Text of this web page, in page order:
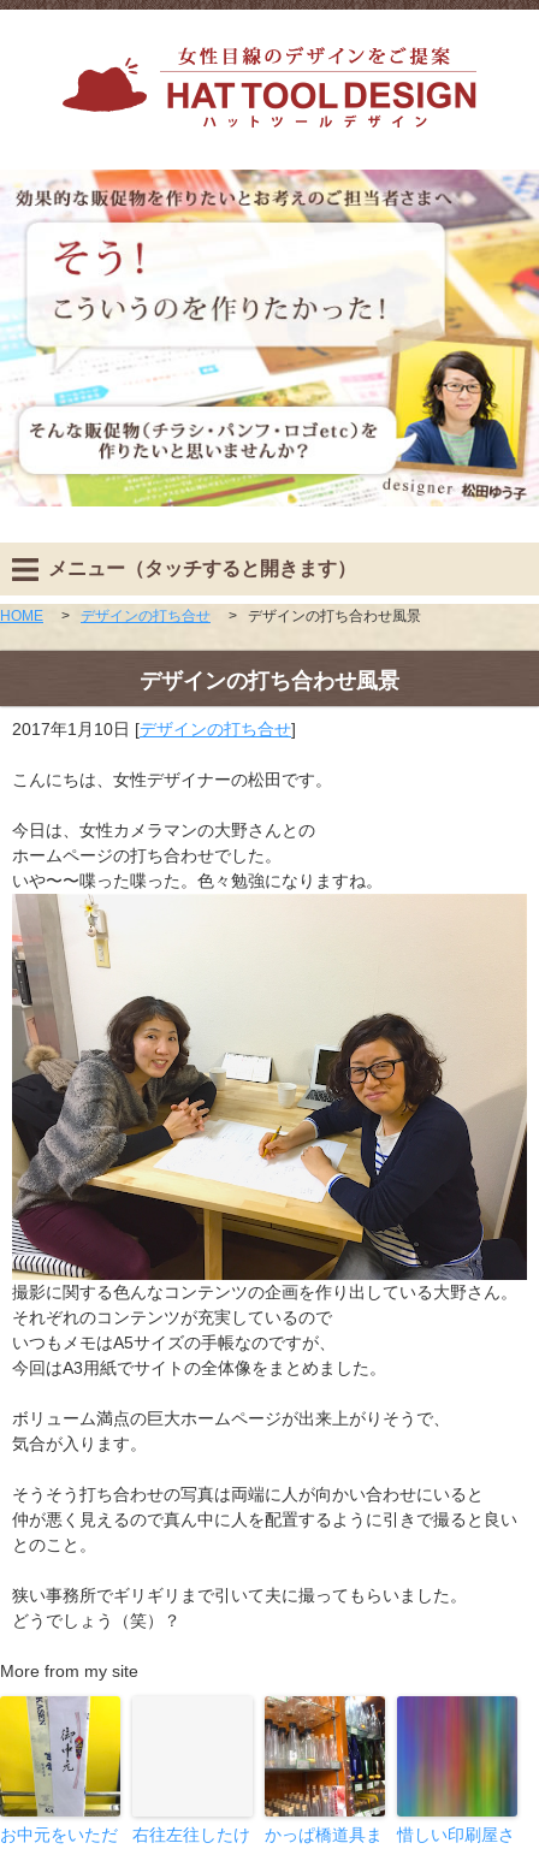
メニュー（タッチすると開きます）
HOME > デザインの打ち合せ > デザインの打ち合わせ風景
デザインの打ち合わせ風景
2017年1月10日 [デザインの打ち合せ]
こんにちは、女性デザイナーの松田です。
今日は、女性カメラマンの大野さんとの
ホームページの打ち合わせでした。
いや〜〜喋った喋った。色々勉強になりますね。
撮影に関する色んなコンテンツの企画を作り出している大野さん。
それぞれのコンテンツが充実しているので
いつもメモはA5サイズの手帳なのですが、
今回はA3用紙でサイトの全体像をまとめました。
ボリューム満点の巨大ホームページが出来上がりそうで、
気合が入ります。
そうそう打ち合わせの写真は両端に人が向かい合わせにいると
仲が悪く見えるので真ん中に人を配置するように引きで撮ると良い
とのこと。
狭い事務所でギリギリまで引いて夫に撮ってもらいました。
どうでしょう（笑）？
More from my site
お中元をいただ
右往左往したけ
かっぱ橋道具ま
惜しい印刷屋さ